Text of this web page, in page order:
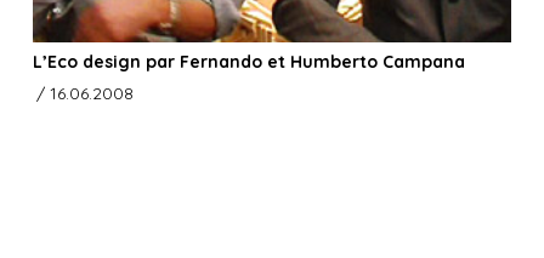
L’Eco design par Fernando et Humberto Campana
/ 16.06.2008